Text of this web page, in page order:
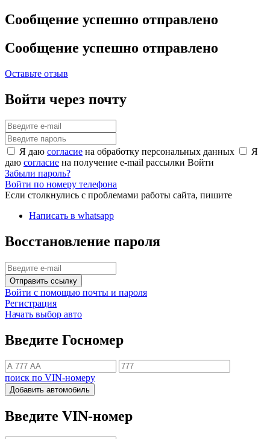
Сообщение успешно отправлено
Сообщение успешно отправлено
Оставьте отзыв
Войти через почту
Я даю согласие на обработку персональных данных
Я
даю согласие на получение e-mail рассылки Войти
Забыли пароль?
Войти по номеру телефона
Если столкнулись с проблемами работы сайта, пишите
Написать в whatsapp
Восстановление пароля
Отправить ссылку
Войти с помощью почты и пароля
Регистрация
Начать выбор авто
Введите Госномер
поиск по VIN-номеру
Добавить автомобиль
Введите VIN-номер